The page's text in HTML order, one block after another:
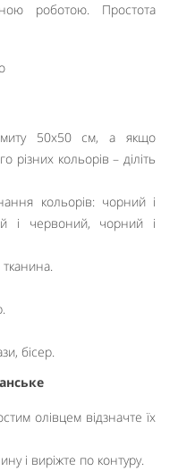
роботою. Простота
50х50 см, а якщо
кольорів – діліть
кольорів: чорний і
і червоний, чорний і
бісер.
олівцем відзначте їх
і виріжте по контуру.